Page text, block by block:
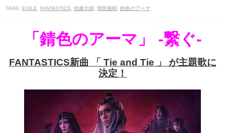
TAGS: EXILE FANTASTICS ,佐藤大樹 ,増田俊樹 ,錆色のアーマ
「錆色のアーマ」 -繋ぐ-
FANTASTICS新曲 「 Tie and Tie 」 が主題歌に
決定！